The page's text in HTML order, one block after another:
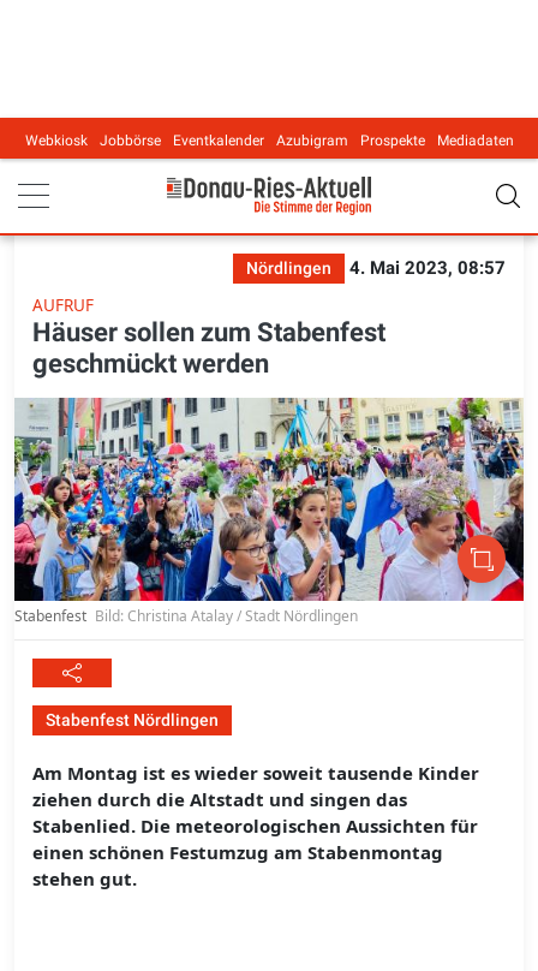
Main navigation
Webkiosk Jobbörse Eventkalender Azubigram Prospekte Mediadaten
Nördlingen
4. Mai 2023, 08:57
AUFRUF
Häuser sollen zum Stabenfest
geschmückt werden
Stabenfest Bild: Christina Atalay / Stadt Nördlingen
Stabenfest Nördlingen
Am Montag ist es wieder soweit tausende Kinder
ziehen durch die Altstadt und singen das
Stabenlied. Die meteorologischen Aussichten für
einen schönen Festumzug am Stabenmontag
stehen gut.